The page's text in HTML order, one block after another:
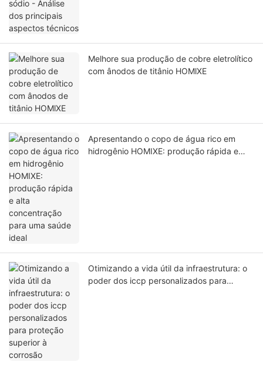
Melhore sua produção de cobre eletrolítico
com ânodos de titânio HOMlXE
Apresentando o copo de água rico em
hidrogênio HOMIXE: produção rápida e
Otimizando a vida útil da infraestrutura: o
poder dos iccp personalizados para